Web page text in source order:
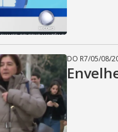
DO R7/05/08/